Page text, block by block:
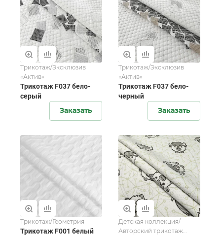
Трикотаж/Эксклюзив
«Актив»
Трикотаж F037 бело-
серый
Заказать
Трикотаж/Эксклюзив
«Актив»
Трикотаж F037 бело-
черный
Заказать
Трикотаж/Геометрия
Трикотаж F001 белый
Детская коллекция/
Авторский трикотаж